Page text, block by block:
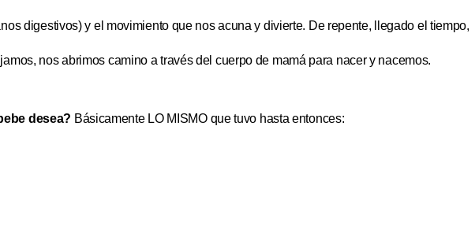
digestivos) y el movimiento que nos acuna y divierte. De repente, llegado el tiempo,
nos abrimos camino a través del cuerpo de mamá para nacer y nacemos.
desea? Básicamente LO MISMO que tuvo hasta entonces: